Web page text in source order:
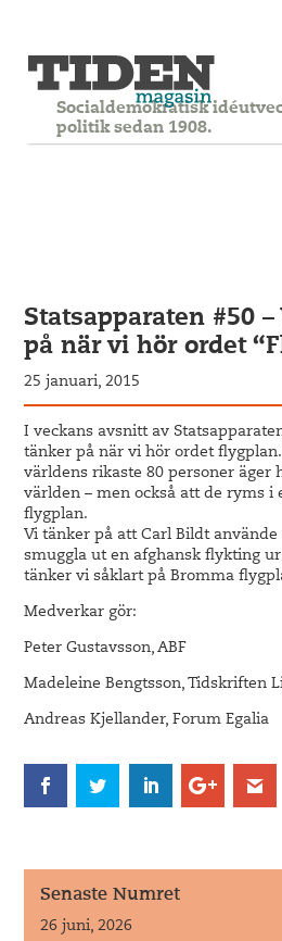
Socialdemokratisk
politik sedan 1908.
Statsapparaten #50
på när vi hör ordet
25 januari, 2015
I veckans avsnitt av
tänker på när vi hör ordet
världens rikaste 80 personer äger
världen – men också att de ryms
flygplan.
Vi tänker på att Carl Bildt
smuggla ut en afghansk flykting
tänker vi såklart på Bromma
Medverkar gör:
Peter Gustavsson, ABF
Madeleine Bengtsson, Tidskriften
Andreas Kjellander, Forum Egalia
Senaste Numret
26 juni, 2026